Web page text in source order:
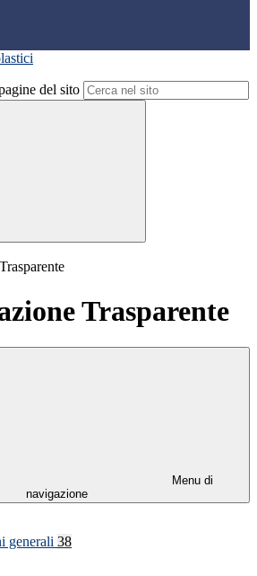
del sito
Trasparente
Menu di
navigazione
generali 38